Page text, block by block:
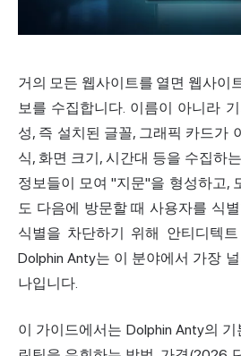
거의 모든 웹사이트를 열면 웹사이
보를 수집합니다. 이름이 아니라
성, 즉 설치된 글꼴, 그래픽 카드가
식, 화면 크기, 시간대 등을 수집하
정보들이 모여 "지문"을 형성하고,
도 다음에 방문할 때 사용자를 식
식별을 차단하기 위해 안티디텍
Dolphin Anty는 이 분야에서 가장
나입니다.
이 가이드에서는 Dolphin Anty의